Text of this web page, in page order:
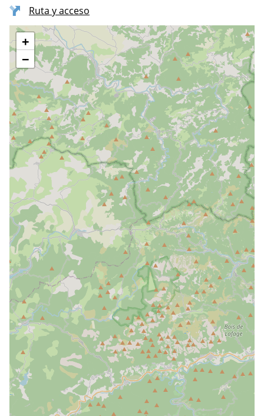
Ruta y acceso
+
−